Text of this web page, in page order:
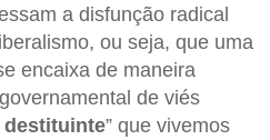
a disfunção radical
ou seja, que uma
encaixa de maneira
de viés
destituinte” que vivemos